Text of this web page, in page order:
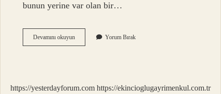
bunun yerine var olan bir…
Devamını okuyunKlasik
Koşullanma
Nelerdir
Yorum Bırak
https://yesterdayforum.com https://ekincioglugayrimenkul.com.tr